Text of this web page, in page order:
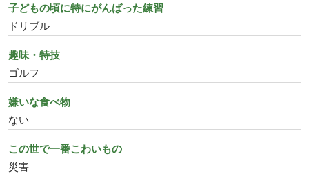
子どもの頃に特にがんばった練習
ドリブル
趣味・特技
ゴルフ
嫌いな食べ物
ない
この世で一番こわいもの
災害